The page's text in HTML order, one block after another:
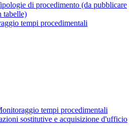
di procedimento (da pubblicare
tabelle)
tempi procedimentali
tempi procedimentali
sostitutive e acquisizione d'ufficio